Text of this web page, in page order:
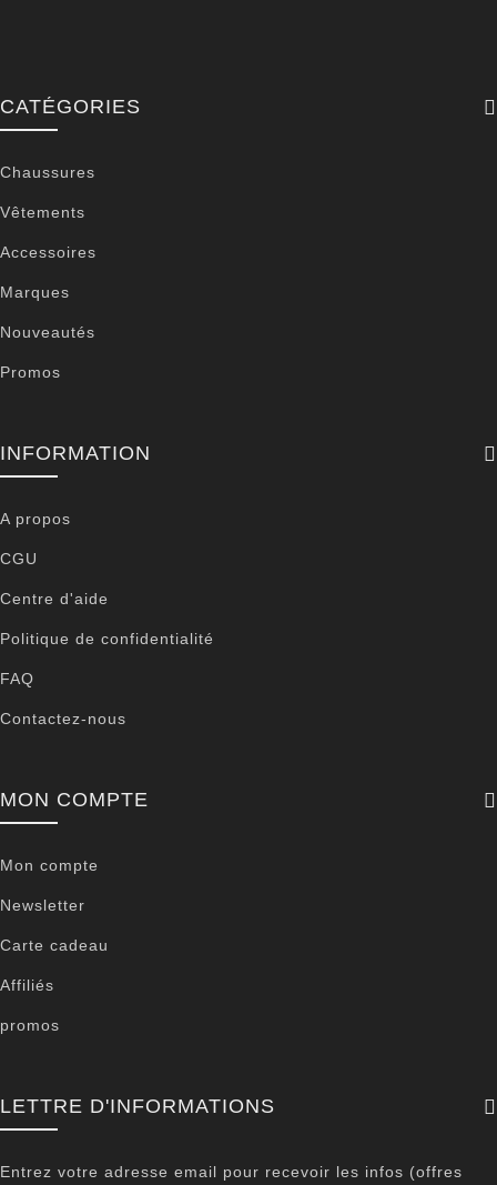
CATÉGORIES
Chaussures
Vêtements
Accessoires
Marques
Nouveautés
Promos
INFORMATION
A propos
CGU
Centre d'aide
Politique de confidentialité
FAQ
Contactez-nous
MON COMPTE
Mon compte
Newsletter
Carte cadeau
Affiliés
promos
LETTRE D'INFORMATIONS
Entrez votre adresse email pour recevoir les infos (offres